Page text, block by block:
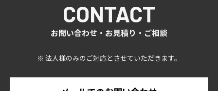
CONTACT
お問い合わせ・お見積り・ご相談
※ 法人様のみのご対応とさせていただきます。